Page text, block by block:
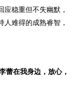
稳重但不失幽默，
人难得的成熟睿智，
蕾在我身边，放心，